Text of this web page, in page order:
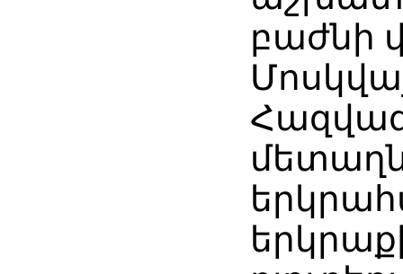
բաժնի